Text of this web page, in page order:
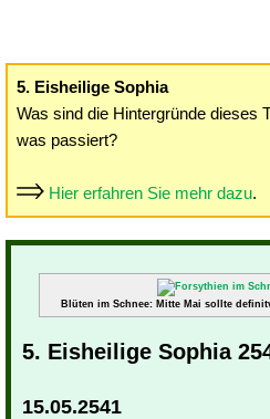
5. Eisheilige Sophia
Was sind die Hintergründe dieses
was passiert?
Hier erfahren Sie mehr dazu.
Blüten im Schnee: Mitte Mai sollte
5. Eisheilige Sophia
15.05.2541